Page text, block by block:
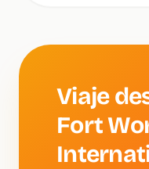
Viaje
Fort